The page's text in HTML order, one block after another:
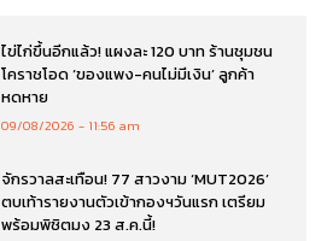
ไข่ไก่ขึ้นอีกแล้ว! แผงละ 120 บาท ร้านชุมชน
โคราชโอด ‘ของแพง-คนไม่มีเงิน’ ลูกค้า
หดหาย
09/08/2026 11:56 am
จักรวาลสะเทือน! 77 สาวงาม ‘MUT2026’
ตบเท้ารายงานตัวเข้ากองฯวันแรก เตรียม
พร้อมพิชิตมง 23 ส.ค.นี้!